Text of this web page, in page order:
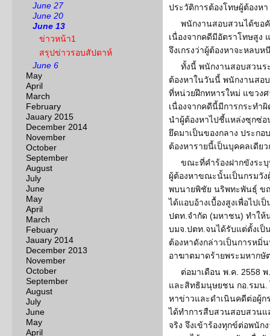
June 27
June 20
June 13
ข่าวหน้า1
สรุปข่าวรอบสัปดาห์
June 6
May
April
March
February
Jauary 2015
December 2014
November
October
September
August
July
June
May
April
March
Febuary
Jauary 2014
December 2013
November
October
September
August
July
June
May
April
ประวัติการต้องโทษผู้ต้องหา
พนักงานสอบสวนได้ขอ
เนื่องจากคดีมีอัตราโทษสูง
จึงเกรงว่าผู้ต้องหาจะหลบ
ทั้งนี้ พนักงานสอบสวนร
ต้องหาในวันนี้ พนักงานสอ
ที่หน่วยฝึกทหารใหม่ แขวง
เนื่องจากคดีนี้มีการกระทำ
นำผู้ต้องหาไปชี้แหล่งซุกซ่อ
ยึดมาเป็นของกลาง ประก
ต้องหารายนี้เป็นบุคคลเดีย
ขณะที่คำร้องฝากขังระ
ผู้ต้องหาขณะนั้นเป็นกรมวัง
พบนายพิชัย นริพทะพันธุ์ ข
ได้แอบอ้างเบื้องสูงเพื่อไปเ
ปตท.จำกัด (มหาชน) ทำให้
บมจ.ปตท.จนได้รับแต่ตั้งเป็
ต้องหาดังกล่าวเป็นการหมิ่
อาฆาตมาดร้ายพระมหาก
ต่อมาเดือน พ.ค. 2558
และสิทธิมนุษยชน กอ.รมน.
หาข่าวและดำเนินคดีต่อผู้
ได้ทำการสืบสวนสอบสวนแ
จริง จึงเข้าร้องทุกข์ต่อพนั